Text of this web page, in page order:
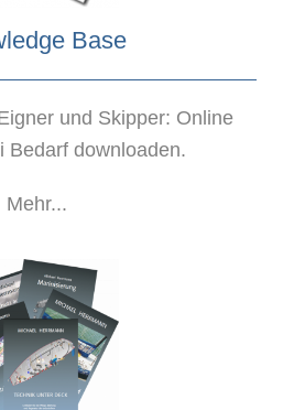
Base
und Skipper: Online
Bedarf downloaden.
Mehr...